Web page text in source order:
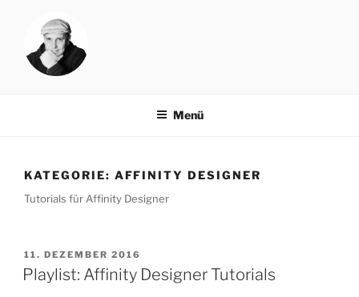
springen
Menü
KATEGORIE: AFFINITY DESIGNER
Tutorials für Affinity Designer
VERÖFFENTLICHT
AM
11. DEZEMBER 2016
Playlist: Affinity Designer Tutorials